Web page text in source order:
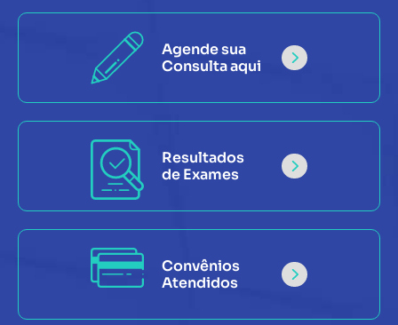
Agende sua
Consulta aqui
Resultados
de Exames
Convênios
Atendidos